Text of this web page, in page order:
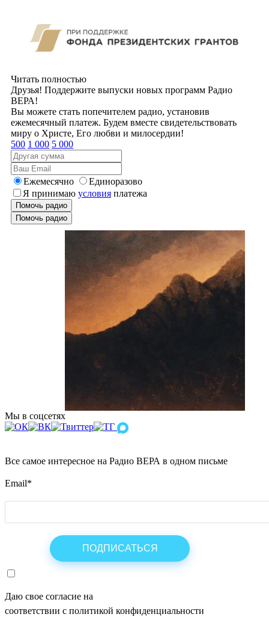
Читать полностью
Друзья! Поддержите выпуски новых программ Радио
ВЕРА!
Вы можете стать попечителем радио, установив
ежемесячный платеж. Будем вместе свидетельствовать
миру о Христе, Его любви и милосердии!
500 1 000 5 000
Ежемесячно
Единоразово
Я принимаю условия платежа
Помочь радио
Помочь радио
Мы в соцсетях
Все самое интересное на Радио ВЕРА в одном письме
Email*
Даю свое согласие на
соответствии с политикой конфиденциальности